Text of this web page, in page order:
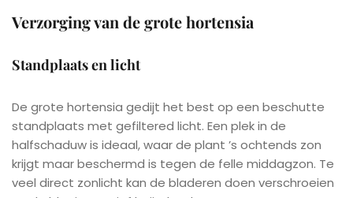
Verzorging van de grote hortensia
Standplaats en licht
De grote hortensia gedijt het best op een beschutte
standplaats met gefiltered licht. Een plek in de
halfschaduw is ideaal, waar de plant ’s ochtends zon
krijgt maar beschermd is tegen de felle middagzon. Te
veel direct zonlicht kan de bladeren doen verschroeien